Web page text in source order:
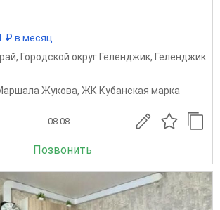
₽ в месяц
, Городской округ Геленджик, Геленджик
Жукова, ЖК Кубанская марка
08.08
Позвонить